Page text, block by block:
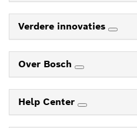
Verdere innovaties
Over Bosch
Help Center